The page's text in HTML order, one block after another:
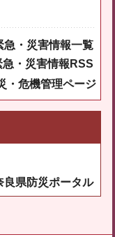
急・災害情報一覧
急・災害情報RSS
・危機管理ページ
良県防災ポータル